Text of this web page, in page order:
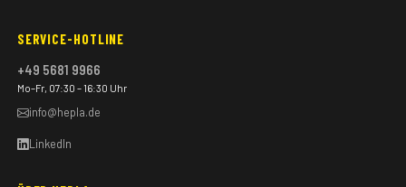
SERVICE-HOTLINE
+49 5681 9966
Mo–Fr, 07:30 – 16:30 Uhr
info@hepla.de
LinkedIn